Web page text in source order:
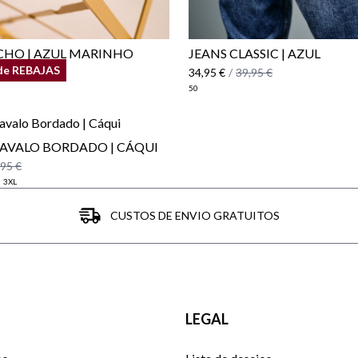
| AZUL MARINHO JEANS CLASSIC | AZUL
34,95 € / 39,95 €
50
REBAJAS
BORDADO | CÁQUI
€
3XL
CUSTOS DE ENVIO GRATUITOS
LEGAL